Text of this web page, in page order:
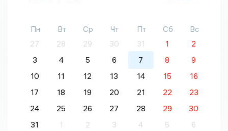
Пн Вт Ср Чт Пт Сб
Вс
27
28 29 30 31 1
2
3
4 5 6 7 8
9
10
11 12 13 14 15
16
17
18 19 20 21 22
23
24
25 26 27 28 29
30
31
1 2 3 4 5 6